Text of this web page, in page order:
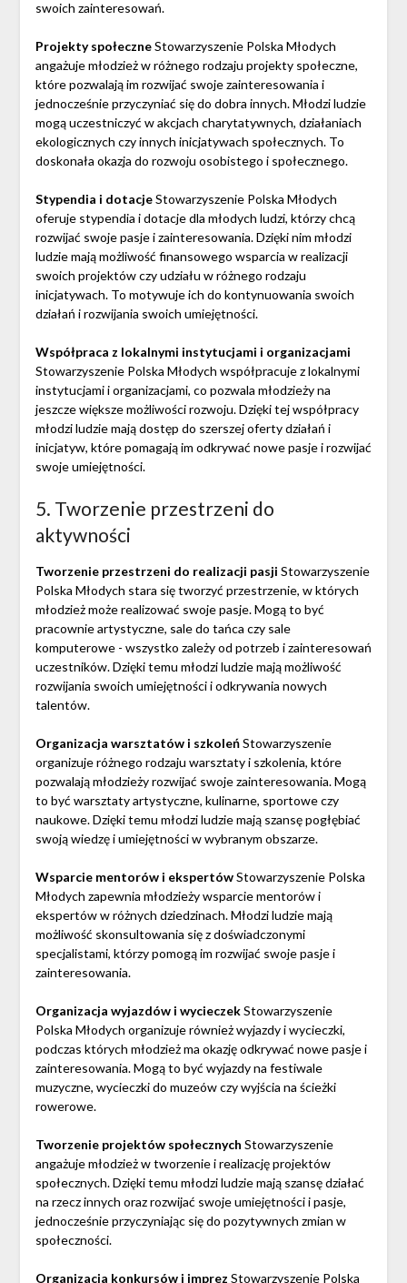
swoich zainteresowań.
Projekty społeczneStowarzyszenie Polska Młodych
angażuje młodzież w różnego rodzaju projekty społeczne,
które pozwalają im rozwijać swoje zainteresowania i
jednocześnie przyczyniać się do dobra innych. Młodzi ludzie
mogą uczestniczyć w akcjach charytatywnych, działaniach
ekologicznych czy innych inicjatywach społecznych. To
doskonała okazja do rozwoju osobistego i społecznego.
Stypendia i dotacjeStowarzyszenie Polska Młodych
oferuje stypendia i dotacje dla młodych ludzi, którzy chcą
rozwijać swoje pasje i zainteresowania. Dzięki nim młodzi
ludzie mają możliwość finansowego wsparcia w realizacji
swoich projektów czy udziału w różnego rodzaju
inicjatywach. To motywuje ich do kontynuowania swoich
działań i rozwijania swoich umiejętności.
Współpraca z lokalnymi instytucjami i organizacjami
Stowarzyszenie Polska Młodych współpracuje z lokalnymi
instytucjami i organizacjami, co pozwala młodzieży na
jeszcze większe możliwości rozwoju. Dzięki tej współpracy
młodzi ludzie mają dostęp do szerszej oferty działań i
inicjatyw, które pomagają im odkrywać nowe pasje i rozwijać
swoje umiejętności.
5. Tworzenie przestrzeni do
aktywności
Tworzenie przestrzeni do realizacji pasji Stowarzyszenie
Polska Młodych stara się tworzyć przestrzenie, w których
młodzież może realizować swoje pasje. Mogą to być
pracownie artystyczne, sale do tańca czy sale
komputerowe - wszystko zależy od potrzeb i zainteresowań
uczestników. Dzięki temu młodzi ludzie mają możliwość
rozwijania swoich umiejętności i odkrywania nowych
talentów.
Organizacja warsztatów i szkoleńStowarzyszenie
organizuje różnego rodzaju warsztaty i szkolenia, które
pozwalają młodzieży rozwijać swoje zainteresowania. Mogą
to być warsztaty artystyczne, kulinarne, sportowe czy
naukowe. Dzięki temu młodzi ludzie mają szansę pogłębiać
swoją wiedzę i umiejętności w wybranym obszarze.
Wsparcie mentorów i ekspertówStowarzyszenie Polska
Młodych zapewnia młodzieży wsparcie mentorów i
ekspertów w różnych dziedzinach. Młodzi ludzie mają
możliwość skonsultowania się z doświadczonymi
specjalistami, którzy pomogą im rozwijać swoje pasje i
zainteresowania.
Organizacja wyjazdów i wycieczekStowarzyszenie
Polska Młodych organizuje również wyjazdy i wycieczki,
podczas których młodzież ma okazję odkrywać nowe pasje i
zainteresowania. Mogą to być wyjazdy na festiwale
muzyczne, wycieczki do muzeów czy wyjścia na ścieżki
rowerowe.
Tworzenie projektów społecznych Stowarzyszenie
angażuje młodzież w tworzenie i realizację projektów
społecznych. Dzięki temu młodzi ludzie mają szansę działać
na rzecz innych oraz rozwijać swoje umiejętności i pasje,
jednocześnie przyczyniając się do pozytywnych zmian w
społeczności.
Organizacja konkursów i imprez Stowarzyszenie Polska